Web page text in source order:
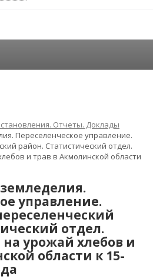
Отчеты. Доклады
Переселенческое управление.
район. Статистический отдел.
и трав в Акмолинской области
управление.
отдел.
урожай хлебов и
области к 15-